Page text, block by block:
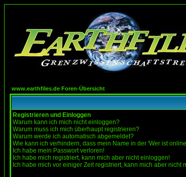
www.earthfiles.de Foren-Übersicht
Registrieren und Einloggen
Warum kann ich mich nicht einloggen?
Warum muss ich mich überhaupt registrieren?
Warum werde ich automatisch abgemeldet?
Wie kann ich verhindern, dass mein Name in der 'Wer ist
Ich habe mein Passwort verloren!
Ich habe mich registriert, kann mich aber nicht einloggen!
Ich habe mich vor einiger Zeit registriert, kann mich aber nicht